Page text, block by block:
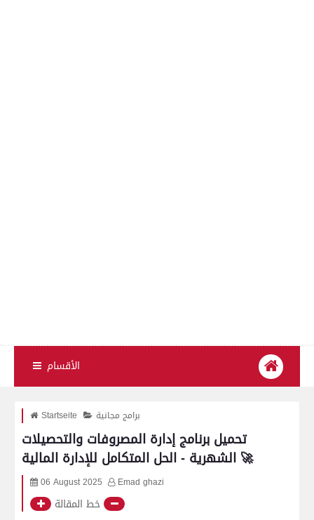
الأقسام
Startseite برامج مجانية
تحميل برنامج إدارة المصروفات والتحصيلات
الشهرية - الحل المتكامل للإدارة المالية 🚀
06 August 2025 Emad ghazi
خط المقالة